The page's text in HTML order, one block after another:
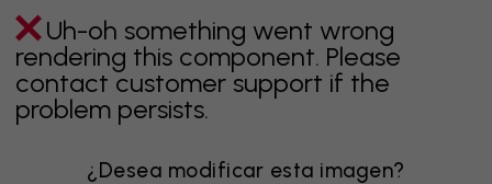
Uh-oh something went wrong
rendering this component. Please
contact customer support if the
problem persists.
¿Desea modificar esta imagen?